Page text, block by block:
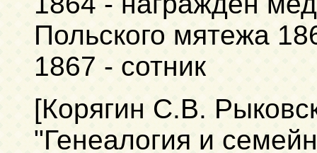
Польского мятежа
1867 - сотник
[Корягин С.В.
"Генеалогия и